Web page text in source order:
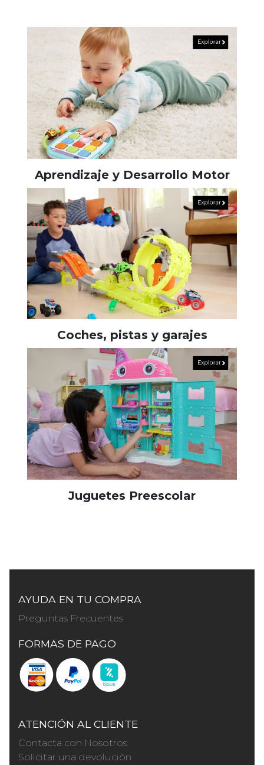
Aprendizaje y Desarrollo Motor
Coches, pistas y garajes
Juguetes Preescolar
AYUDA EN TU COMPRA
Preguntas Frecuentes
FORMAS DE PAGO
ATENCIÓN AL CLIENTE
Contacta con Nosotros
Solicitar una devolución